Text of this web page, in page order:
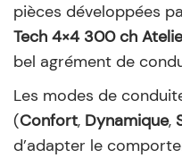
pièces développées
Tech 4×4 300 ch
bel agrément de
Les modes de
(Confort, Dynamique,
d’adapter le